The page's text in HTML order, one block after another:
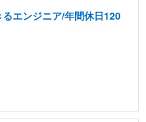
るエンジニア/年間休日120